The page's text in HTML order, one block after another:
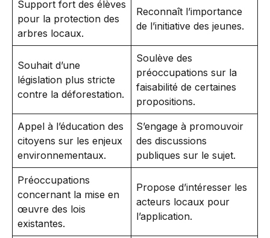
Support fort des élèves
pour la protection des
arbres locaux.
Reconnaît l’importance
de l’initiative des jeunes.
Souhait d’une
législation plus stricte
contre la déforestation.
Soulève des
préoccupations sur la
faisabilité de certaines
propositions.
Appel à l’éducation des
citoyens sur les enjeux
environnementaux.
S’engage à promouvoir
des discussions
publiques sur le sujet.
Préoccupations
concernant la mise en
œuvre des lois
existantes.
Propose d’intéresser les
acteurs locaux pour
l’application.